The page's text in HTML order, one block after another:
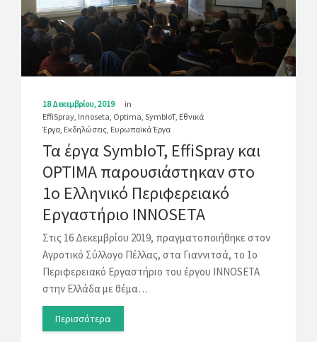
18 Δεκεμβρίου, 2019
in
EffiSpray Innoseta Optima SymbIoT, Εθνικά
Έργα Εκδηλώσεις Ευρωπαϊκά Έργα
Τα έργα SymbIoT, EffiSpray και
OPTIMA παρουσιάστηκαν στο
1ο Ελληνικό Περιφερειακό
Εργαστήριο INNOSETA
Στις 16 Δεκεμβρίου 2019, πραγματοποιήθηκε στον
Αγροτικό Σύλλογο Πέλλας, στα Γιαννιτσά, το 1ο
Περιφερειακό Εργαστήριο του έργου INNOSETA
στην Ελλάδα με θέμα…
Περισσότερα